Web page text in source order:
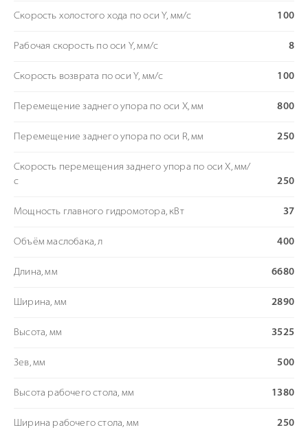
Скорость холостого хода по оси Y, мм/с 100
Рабочая скорость по оси Y, мм/с 8
Скорость возврата по оси Y, мм/с 100
Перемещение заднего упора по оси Х, мм 800
Перемещение заднего упора по оси R, мм 250
Скорость перемещения заднего упора по оси Х, мм/
с
250
Мощность главного гидромотора, кВт 37
Объём маслобака, л 400
Длина, мм 6680
Ширина, мм 2890
Высота, мм 3525
Зев, мм 500
Высота рабочего стола, мм 1380
Ширина рабочего стола, мм 250